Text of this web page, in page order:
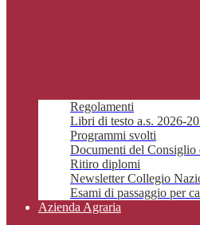
Regolamenti
Libri di testo a.s. 2026-
Programmi svolti
Documenti del Consiglio
Ritiro diplomi
Newsletter Collegio
Esami di passaggio per
Azienda Agraria